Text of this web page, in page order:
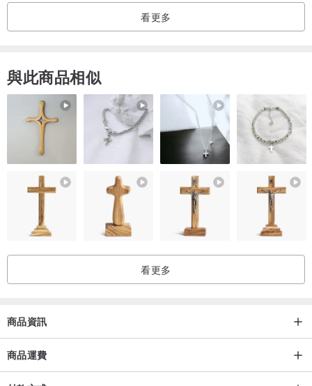
看更多
與此商品相似
看更多
商品資訊
商品運費